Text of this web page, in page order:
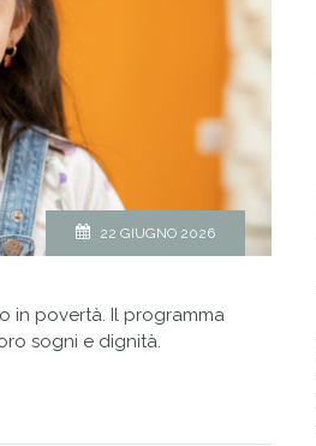
22 GIUGNO 2026
in povertà. Il programma
sogni e dignità.